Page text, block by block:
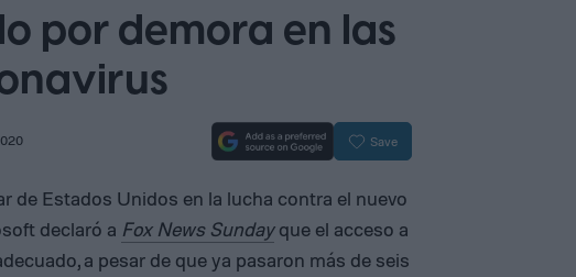
por demora en las
Save
de Estados Unidos en la lucha contra el nuevo
declaró a Fox News Sundayque el acceso a
a pesar de que ya pasaron más de seis